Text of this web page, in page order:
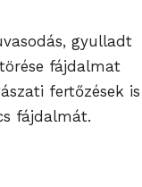
gyulladt
fájdalmat
fertőzések is
fájdalmát.